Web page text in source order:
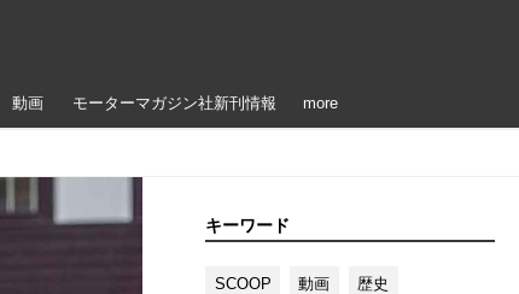
動画 モーターマガジン社新刊情報 more
キーワード
SCOOP 動画 歴史